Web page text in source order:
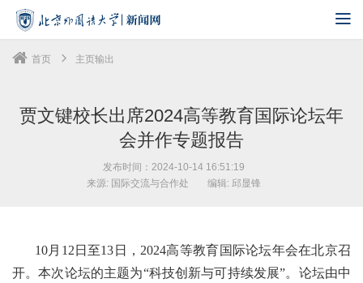
首页 主页输出
贾文键校长出席2024高等教育国际论坛年
会并作专题报告
发布时间：2024-10-14 16:51:19
来源: 国际交流与合作处
编辑: 邱显锋
10月12日至13日，2024高等教育国际论坛年会在北京召
开。本次论坛的主题为“科技创新与可持续发展”。论坛由中